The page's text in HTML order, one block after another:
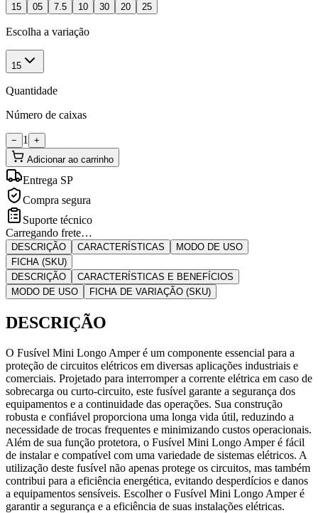
15 05 7.5 10 30 20 25
Escolha a variação
15
Quantidade
Número de caixas
− 1
+
Adicionar ao carrinho
Entrega SP
Compra segura
Suporte técnico
Carregando frete…
DESCRIÇÃO CARACTERÍSTICAS
MODO DE USO
FICHA (SKU)
DESCRIÇÃO
CARACTERÍSTICAS E BENEFÍCIOS
MODO DE USO
FICHA DE VARIAÇÃO (SKU)
DESCRIÇÃO
O Fusível Mini Longo Amper é um componente essencial para a
proteção de circuitos elétricos em diversas aplicações industriais e
comerciais. Projetado para interromper a corrente elétrica em caso de
sobrecarga ou curto-circuito, este fusível garante a segurança dos
equipamentos e a continuidade das operações. Sua construção
robusta e confiável proporciona uma longa vida útil, reduzindo a
necessidade de trocas frequentes e minimizando custos operacionais.
Além de sua função protetora, o Fusível Mini Longo Amper é fácil
de instalar e compatível com uma variedade de sistemas elétricos. A
utilização deste fusível não apenas protege os circuitos, mas também
contribui para a eficiência energética, evitando desperdícios e danos
a equipamentos sensíveis. Escolher o Fusível Mini Longo Amper é
garantir a segurança e a eficiência de suas instalações elétricas.